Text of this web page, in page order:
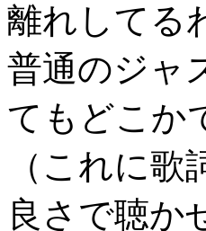
離れしてる
普通のジャ
てもどこか
（これに
良さで聴か